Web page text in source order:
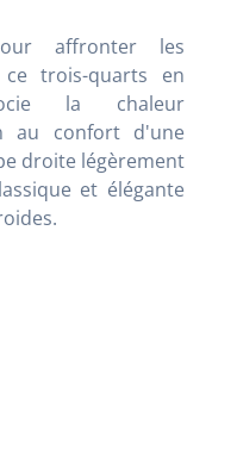
affronter les
ce trois-quarts en
la chaleur
au confort d'une
droite légèrement
et élégante